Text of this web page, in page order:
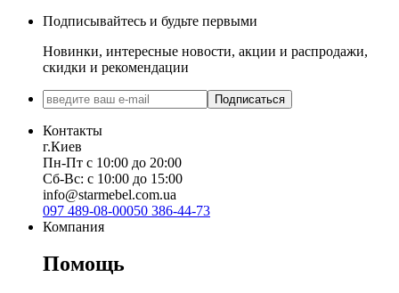
Подписывайтесь и будьте первыми
Новинки, интересные новости, акции и распродажи,
скидки и рекомендации
Подписаться
Контакты
г.Киев
Пн-Пт с 10:00 до 20:00
Сб-Вс: с 10:00 до 15:00
info@starmebel.com.ua
097 489-08-00050 386-44-73
Компания
Помощь